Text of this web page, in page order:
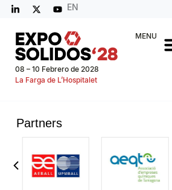
EN
08 – 10 Febrero de 2028
La Farga de L’Hospitalet
MENU
Partners